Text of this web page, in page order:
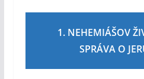
1. NEHEMIÁŠOV
SPRÁVA O